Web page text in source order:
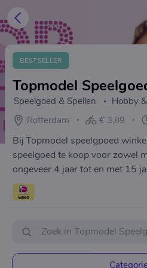
BESTSELLER
Speelgoed & Spellen
Hobby
Rotterdam
€ 3,89
Bij Topmodel speelgpoed
speelgoed te koop voor zowel
ongeveer 4 jaar tot en met 15
en tekenboekjes, stickerboeken
Knutsel boekjes,
en dagboeken. Etuis,
heuptasjes en schoudertassen